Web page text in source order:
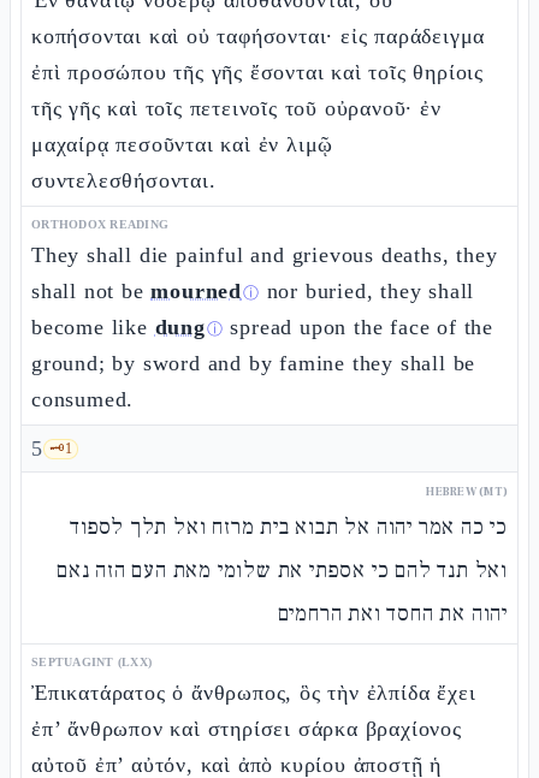
κοπήσονται καὶ οὐ ταφήσονται· εἰς παράδειγμα
ἐπὶ προσώπου τῆς γῆς ἔσονται καὶ τοῖς θηρίοις
τῆς γῆς καὶ τοῖς πετεινοῖς τοῦ οὐρανοῦ· ἐν
μαχαίρᾳ πεσοῦνται καὶ ἐν λιμῷ
συντελεσθήσονται.
ORTHODOX READING
They shall die painful and grievous deaths, they
shall not bemournedⓘ nor buried, they shall
become like dungⓘ spread upon the face of the
ground; by sword and by famine they shall be
consumed.
5 🗝️1
HEBREW (MT)
כי כה אמר יהוה אל תבוא בית מרזח ואל תלך לספוד
ואל תנד להם כי אספתי את שלומי מאת העם הזה נאם
יהוה את החסד ואת הרחמים
SEPTUAGINT (LXX)
Ἐπικατάρατος ὁ ἄνθρωπος, ὃς τὴν ἐλπίδα ἔχει
ἐπ’ ἄνθρωπον καὶ στηρίσει σάρκα βραχίονος
αὐτοῦ ἐπ’ αὐτόν, καὶ ἀπὸ κυρίου ἀποστῇ ἡ